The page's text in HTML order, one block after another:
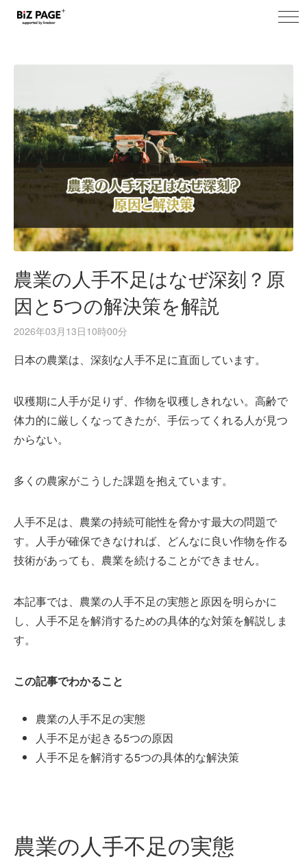
toggle
農業の人手不足はなぜ深刻？原
因と5つの解決策を解説
2026年03月13日10時00分
日本の農業は、深刻な人手不足に直面しています。
収穫期に人手が足りず、作物を収穫しきれない。高齢で
体力的に厳しくなってきたが、手伝ってくれる人が見つ
からない。
多くの農家がこうした課題を抱えています。
人手不足は、農業の持続可能性を脅かす最大の問題で
す。人手が確保できなければ、どんなに良い作物を作る
技術があっても、農業を続けることができません。
本記事では、農業の人手不足の実態と原因を明らかに
し、人手不足を解消するための具体的な対策を解説しま
す。
この記事でわかること
農業の人手不足の実態
人手不足が起きる5つの原因
人手不足を解消する5つの具体的な解決策
農業の人手不足の実態